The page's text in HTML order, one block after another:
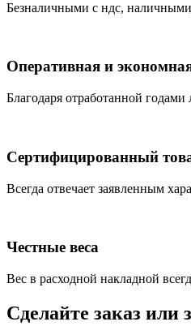
Безналичными с ндс,
Оперативная и
Благодаря отработанной годами
Сертифицированный
Всегда отвечает заявленным
Честные веса
Вес в расходной накладной
Сделайте заказ или